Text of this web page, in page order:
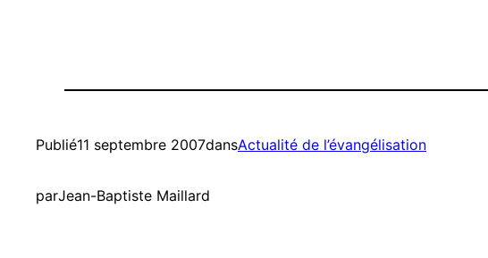
Publié11 septembre 2007dansActualité de l’évangélisation
parJean-Baptiste Maillard